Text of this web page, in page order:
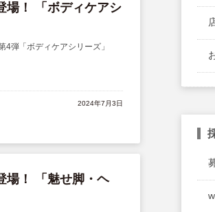
場！ 「ボディケアシ
弾「ボディケアシリーズ」
2024年7月3日
場！ 「魅せ脚・ヘ